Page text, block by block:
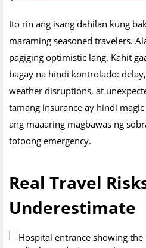
Ito rin ang isang dahilan kung
maraming seasoned travelers.
pagiging optimistic lang. Kahit
bagay na hindi kontrolado:
weather disruptions, at
tamang insurance ay hindi
ang maaaring magbawas ng
totoong emergency.
Real Travel
Underestimate